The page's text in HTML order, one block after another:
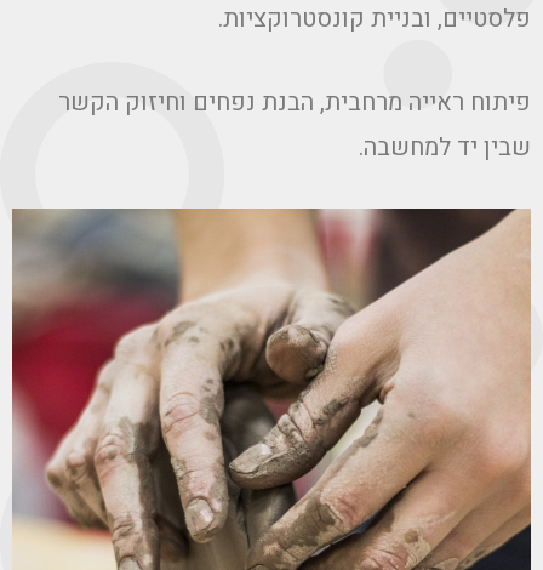
ובניית קונסטרוקציות.
ראייה מרחבית, הבנת נפחים וחיזוק הקשר
יד למחשבה.